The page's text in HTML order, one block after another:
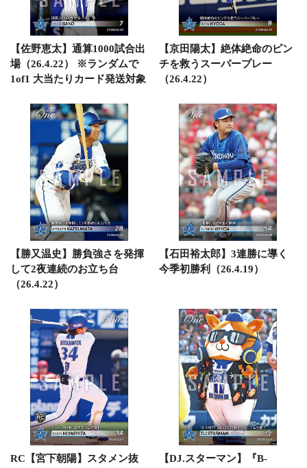
【佐野恵太】通算1000試合出
場（26.4.22） ※ランダムで
1of1 大当たりカード発送対象
【京田陽太】絶体絶命のピン
チを救うスーパープレー
（26.4.22）
【勝又温史】勝負強さを発揮
して2夜連続のお立ち台
（26.4.22）
【石田裕太郎】3連勝に導く
今季初勝利（26.4.19）
RC【宮下朝陽】スタメン抜 【DJ.スターマン】『B-